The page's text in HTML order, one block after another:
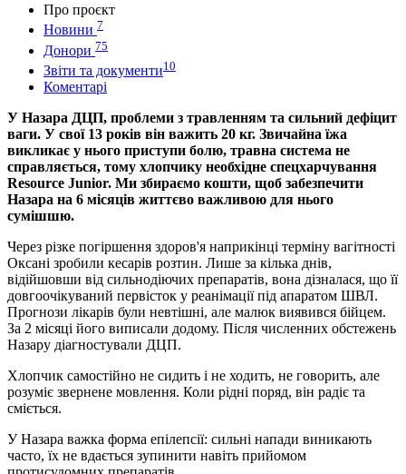
Про проєкт
Новини 7
Донори 75
Звіти та документи10
Коментарі
У Назара ДЦП, проблеми з травленням та сильний дефіцит
ваги. У свої 13 років він важить 20 кг. Звичайна їжа
викликає у нього приступи болю, травна система не
справляється, тому хлопчику необхідне спецхарчування
Resource Junior. Ми збираємо кошти, щоб забезпечити
Назара на 6 місяців життєво важливою для нього
сумішшю.
Через різке погіршення здоров'я наприкінці терміну вагітності
Оксані зробили кесарів розтин. Лише за кілька днів,
відійшовши від сильнодіючих препаратів, вона дізналася, що її
довгоочікуваний первісток у реанімації під апаратом ШВЛ.
Прогнози лікарів були невтішні, але малюк виявився бійцем.
За 2 місяці його виписали додому. Після численних обстежень
Назару діагностували ДЦП.
Хлопчик самостійно не сидить і не ходить, не говорить, але
розуміє звернене мовлення. Коли рідні поряд, він радіє та
сміється.
У Назара важка форма епілепсії: сильні напади виникають
часто, їх не вдається зупинити навіть прийомом